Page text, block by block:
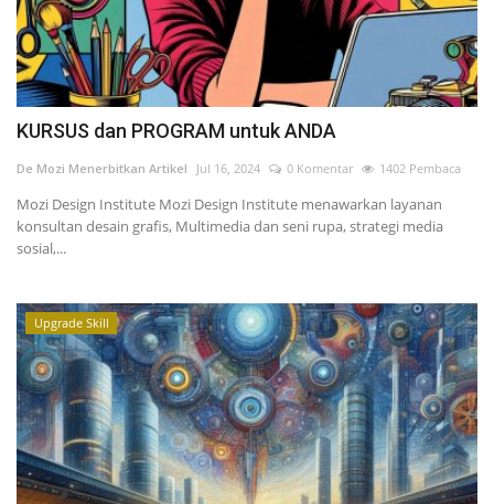
KURSUS dan PROGRAM untuk ANDA
De Mozi Menerbitkan Artikel Jul 16, 2024 0 Komentar 1402 Pembaca
Mozi Design Institute Mozi Design Institute menawarkan layanan
konsultan desain grafis, Multimedia dan seni rupa, strategi media
sosial,...
Upgrade Skill